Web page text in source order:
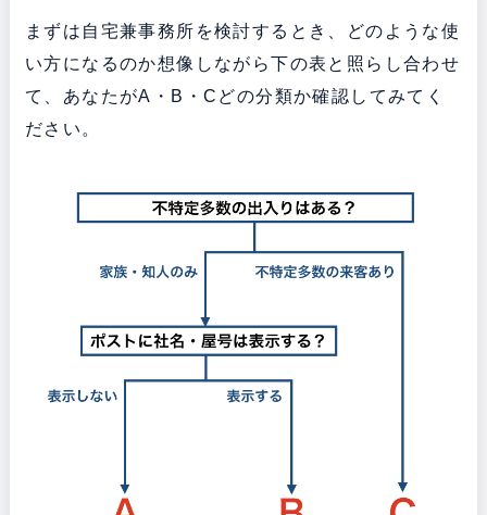
まずは自宅兼事務所を検討するとき、どのような使
い方になるのか想像しながら下の表と照らし合わせ
て、あなたがA・B・Cどの分類か確認してみてく
ださい。